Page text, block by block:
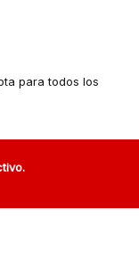
para todos los